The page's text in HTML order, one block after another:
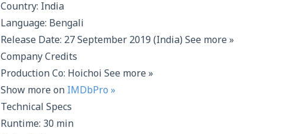
Country: India
Language: Bengali
Release Date: 27 September 2019 (India) See more »
Company Credits
Production Co: Hoichoi See more »
Show more on IMDbPro »
Technical Specs
Runtime: 30 min